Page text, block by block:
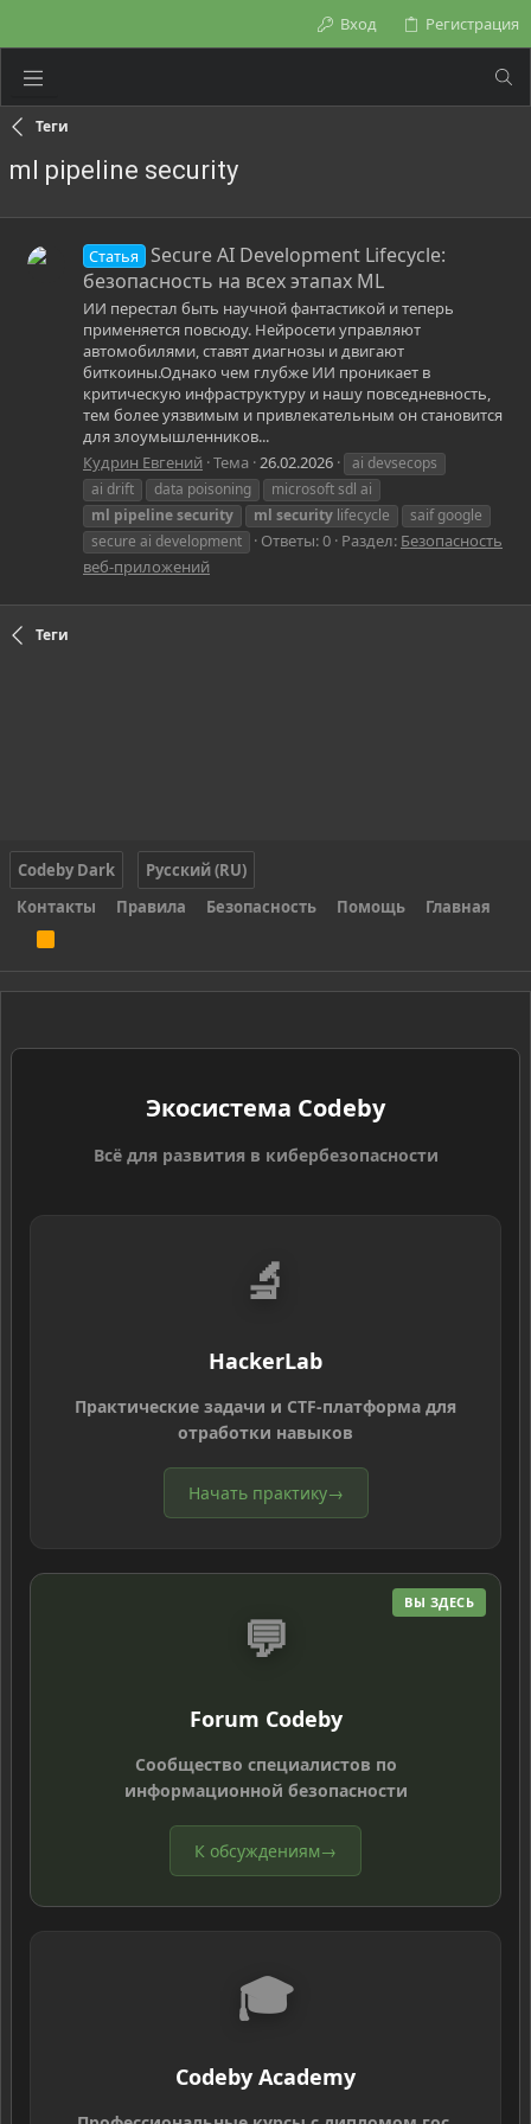
Вход Регистрация
Теги
ml pipeline security
Статья
Secure AI Development Lifecycle:
безопасность на всех этапах ML
ИИ перестал быть научной фантастикой и теперь
применяется повсюду. Нейросети управляют
автомобилями, ставят диагнозы и двигают
биткоины.Однако чем глубже ИИ проникает в
критическую инфраструктуру и нашу повседневность,
тем более уязвимым и привлекательным он становится
для злоумышленников...
Кудрин Евгений Тема 26.02.2026
ai devsecops
ai drift
data poisoning
microsoft sdl ai
ml pipelinesecurity ml security lifecycle
saif google
secure ai development
Ответы: 0 Раздел: Безопасность
веб-приложений
Теги
Codeby Dark
Русский (RU)
Контакты
Правила Безопасность Помощь Главная
S
Экосистема Codeby
Всё для развития в кибербезопасности
🔬
HackerLab
Практические задачи и CTF-платформа для
отработки навыков
Начать практику→
ВЫ ЗДЕСЬ
💬
Forum Codeby
Сообщество специалистов по
информационной безопасности
К обсуждениям→
🎓
Codeby Academy